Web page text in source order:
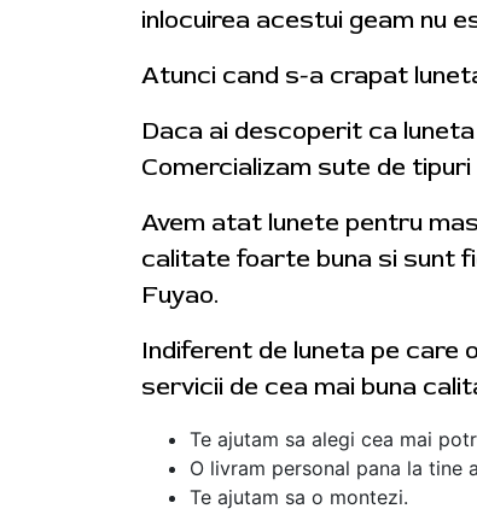
inlocuirea acestui geam nu
Atunci cand s-a crapat
Daca ai descoperit ca
Comercializam sute de
Avem atat lunete pentru
calitate foarte buna si sunt
Fuyao.
Indiferent de luneta pe care
servicii de cea mai buna
Te ajutam sa alegi cea mai
O livram personal pana la tine
Te ajutam sa o montezi.